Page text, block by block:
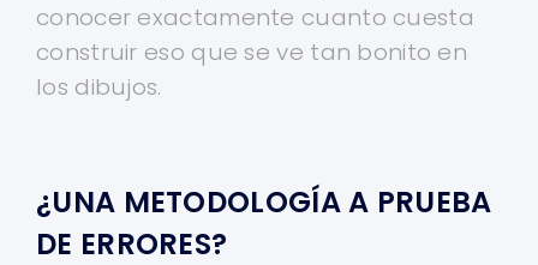
conocer exactamente cuanto cuesta
construir eso que se ve tan bonito en
los dibujos.
¿UNA METODOLOGÍA A PRUEBA
DE ERRORES?